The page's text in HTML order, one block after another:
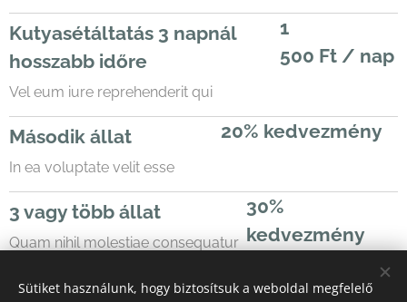
Kutyasétáltatás 3 napnál
hosszabb időre
Vel eum iure reprehenderit qui
1
500 Ft / nap
Második állat
In ea voluptate velit esse
20% kedvezmény
3 vagy több állat
Quam nihil molestiae consequatur
30%
kedvezmény
Sütiket használunk, hogy biztosítsuk a weboldal megfelelő